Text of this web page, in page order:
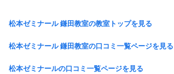
松本ゼミナール 鎌田教室の教室トップを見る
松本ゼミナール 鎌田教室の口コミ一覧ページを見る
松本ゼミナールの口コミ一覧ページを見る